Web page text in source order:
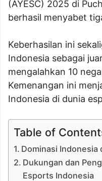
(AYESC) 2025 di
berhasil menyabet
Keberhasilan ini
Indonesia sebagai
mengalahkan 10
Kemenangan ini
Indonesia di dunia
Table of
Dominasi Indonesia
Dukungan dan
Esports Indonesia